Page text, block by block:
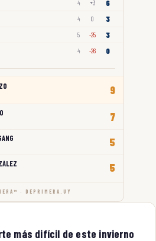
4 +3 6
4 0 3
5 -25 3
4 -26 0
9
7
5
5
· DEPRIMERA.UY
más difícil de este invierno